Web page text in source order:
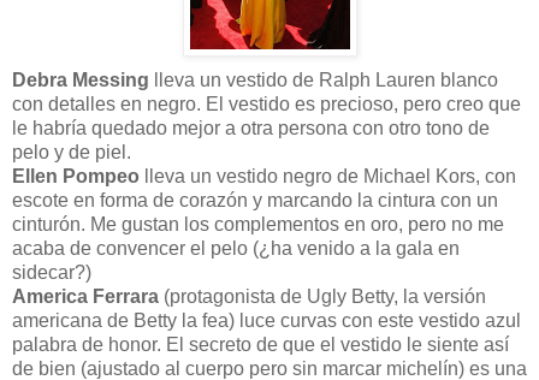
Debra Messing lleva un vestido de Ralph Lauren blanco
con detalles en negro. El vestido es precioso, pero creo que
le habría quedado mejor a otra persona con otro tono de
pelo y de piel.
Ellen Pompeo lleva un vestido negro de Michael Kors, con
escote en forma de corazón y marcando la cintura con un
cinturón. Me gustan los complementos en oro, pero no me
acaba de convencer el pelo (¿ha venido a la gala en
sidecar?)
America Ferrara (protagonista de Ugly Betty, la versión
americana de Betty la fea) luce curvas con este vestido azul
palabra de honor. El secreto de que el vestido le siente así
de bien (ajustado al cuerpo pero sin marcar michelín) es una